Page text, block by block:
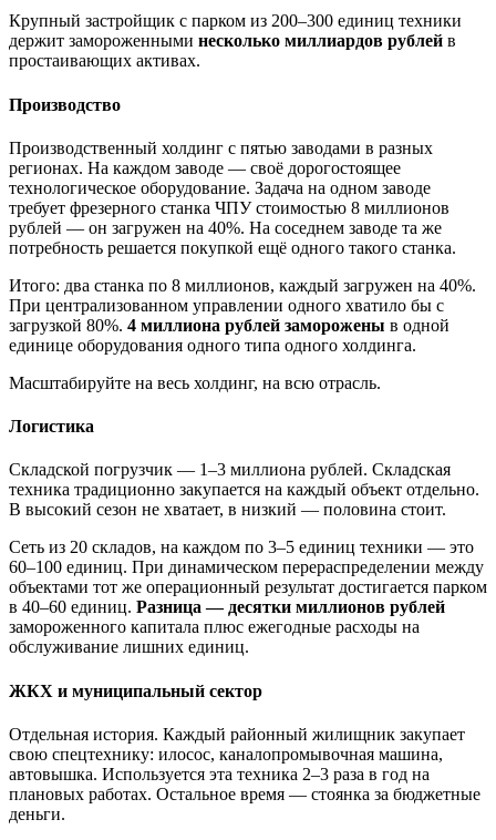
Крупный застройщик с парком из 200–300 единиц техники
держит замороженными несколько миллиардов рублей в
простаивающих активах.
Производство
Производственный холдинг с пятью заводами в разных
регионах. На каждом заводе — своё дорогостоящее
технологическое оборудование. Задача на одном заводе
требует фрезерного станка ЧПУ стоимостью 8 миллионов
рублей — он загружен на 40%. На соседнем заводе та же
потребность решается покупкой ещё одного такого станка.
Итого: два станка по 8 миллионов, каждый загружен на 40%.
При централизованном управлении одного хватило бы с
загрузкой 80%. 4 миллиона рублей заморожены в одной
единице оборудования одного типа одного холдинга.
Масштабируйте на весь холдинг, на всю отрасль.
Логистика
Складской погрузчик — 1–3 миллиона рублей. Складская
техника традиционно закупается на каждый объект отдельно.
В высокий сезон не хватает, в низкий — половина стоит.
Сеть из 20 складов, на каждом по 3–5 единиц техники — это
60–100 единиц. При динамическом перераспределении между
объектами тот же операционный результат достигается парком
в 40–60 единиц. Разница — десятки миллионов рублей
замороженного капитала плюс ежегодные расходы на
обслуживание лишних единиц.
ЖКХ и муниципальный сектор
Отдельная история. Каждый районный жилищник закупает
свою спецтехнику: илосос, каналопромывочная машина,
автовышка. Используется эта техника 2–3 раза в год на
плановых работах. Остальное время — стоянка за бюджетные
деньги.